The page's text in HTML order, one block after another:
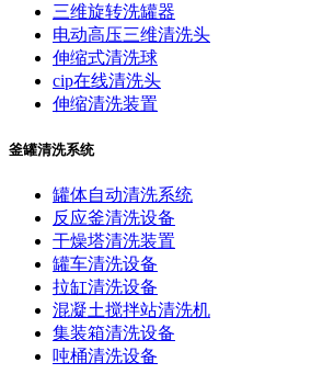
三维旋转洗罐器
电动高压三维清洗头
伸缩式清洗球
cip在线清洗头
伸缩清洗装置
釜罐清洗系统
罐体自动清洗系统
反应釜清洗设备
干燥塔清洗装置
罐车清洗设备
拉缸清洗设备
混凝土搅拌站清洗机
集装箱清洗设备
吨桶清洗设备